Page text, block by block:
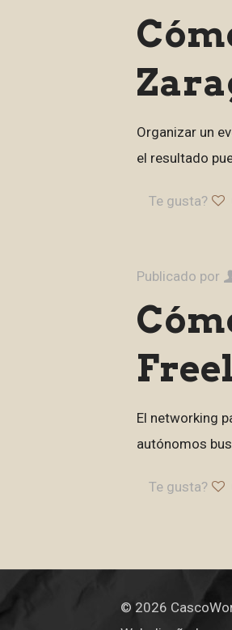
Organizar un
el resultado
Te gusta?
Publicado por
El networking
autónomos
Te gusta?
© 2026